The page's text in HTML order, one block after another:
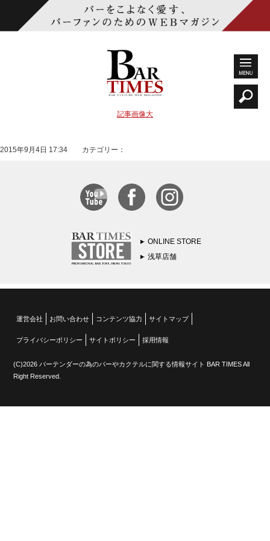
記事画像大
2015年9月4日 17:34 カテゴリー：
ONLINE STORE
浅草店舗
運営会社 お問い合わせ コンテンツ協力 サイトマップ
プライバシーポリシー サイトポリシー 採用情報
(C)2026 バーテンダーの為のバーやカクテルに関する情報サイト BAR TIMES All
Right Reserved.